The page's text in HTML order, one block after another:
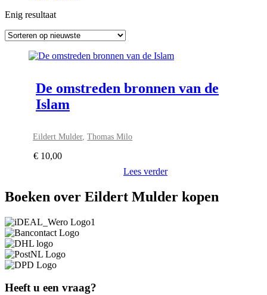
Enig resultaat
De omstreden bronnen van de
Islam
Eildert Mulder,Thomas Milo
€ 10,00
Lees verder
Boeken over Eildert Mulder kopen
Heeft u een vraag?